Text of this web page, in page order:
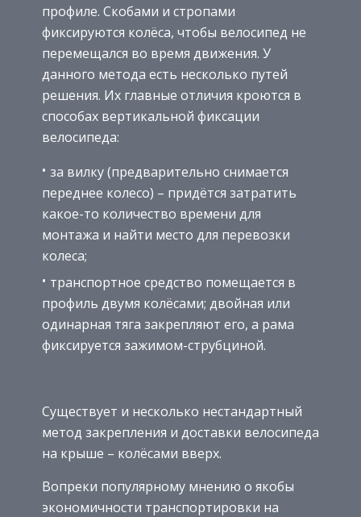
профиле. Скобами и стропами
фиксируются колёса, чтобы велосипед не
перемещался во время движения. У
данного метода есть несколько путей
решения. Их главные отличия кроются в
способах вертикальной фиксации
велосипеда:
за вилку (предварительно снимается
переднее колесо) – придётся затратить
какое-то количество времени для
монтажа и найти место для перевозки
колеса;
транспортное средство помещается в
профиль двумя колёсами; двойная или
одинарная тяга закрепляют его, а рама
фиксируется зажимом-струбциной.
Существует и несколько нестандартный
метод закрепления и доставки велосипеда
на крыше – колёсами вверх.
Вопреки популярному мнению о якобы
экономичности транспортировки на